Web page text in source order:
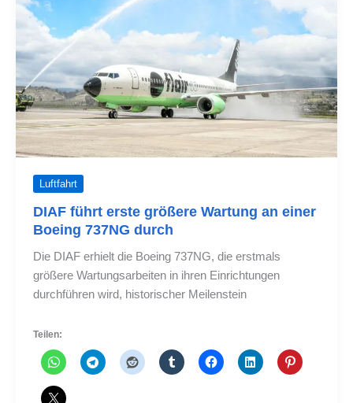
die
Erlaubnis
für
Charterflüge
an
Luftfahrt
DIAF führt erste größere Wartung an einer
Boeing 737NG durch
Die DIAF erhielt die Boeing 737NG, die erstmals
größere Wartungsarbeiten in ihren Einrichtungen
durchführen wird, historischer Meilenstein
Teilen: